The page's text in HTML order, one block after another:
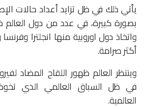
يأتي ذلك في ظل تزايد أعداد حالات
بصورة كبيرة، في عدد من دول العالم
واتخاذ دول اوروبية منها انجلترا وفرنسا
أكثر صرامة.
وينتظر العالم ظهور اللقاح المضاد
في ظل السباق العالمي الذي
العالمية.